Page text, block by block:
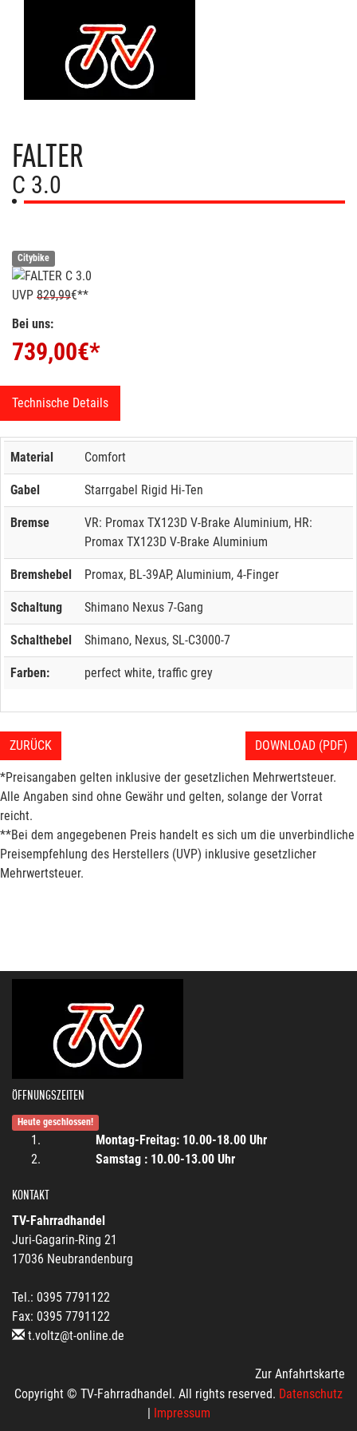
FALTER
C 3.0
Citybike
UVP 829,99€**
Bei uns:
739,00€*
Technische Details
Material Comfort
Gabel Starrgabel Rigid Hi-Ten
Bremse
VR: Promax TX123D V-Brake Aluminium, HR:
Promax TX123D V-Brake Aluminium
Bremshebel Promax, BL-39AP, Aluminium, 4-Finger
Schaltung Shimano Nexus 7-Gang
Schalthebel Shimano, Nexus, SL-C3000-7
Farben: perfect white, traffic grey
ZURÜCK DOWNLOAD (PDF)
*Preisangaben gelten inklusive der gesetzlichen Mehrwertsteuer.
Alle Angaben sind ohne Gewähr und gelten, solange der Vorrat
reicht.
**Bei dem angegebenen Preis handelt es sich um die unverbindliche
Preisempfehlung des Herstellers (UVP) inklusive gesetzlicher
Mehrwertsteuer.
ÖFFNUNGSZEITEN
Heute geschlossen!
Montag-Freitag: 10.00-18.00 Uhr
Samstag : 10.00-13.00 Uhr
KONTAKT
TV-Fahrradhandel
Juri-Gagarin-Ring 21
17036 Neubrandenburg
Tel.: 0395 7791122
Fax: 0395 7791122
t.voltz@t-online.de
Zur Anfahrtskarte
Copyright © TV-Fahrradhandel. All rights reserved. Datenschutz
| Impressum